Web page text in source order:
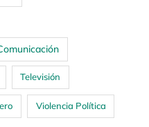
Televisión
Violencia Política